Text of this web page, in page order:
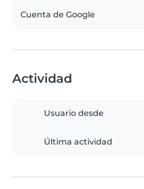
Cuenta de Google
Actividad
Usuario desde
Última actividad